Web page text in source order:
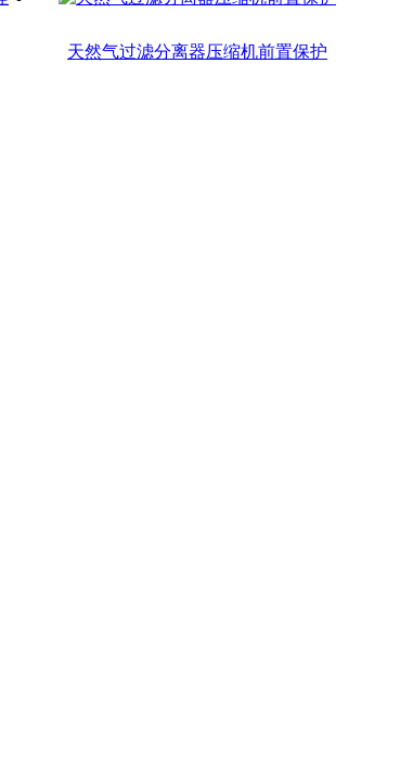
天然气过滤分离器压缩机前置保护